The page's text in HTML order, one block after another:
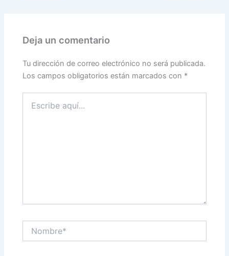
Deja un comentario
Tu dirección de correo electrónico no será publicada.
Los campos obligatorios están marcados con *
aquí...